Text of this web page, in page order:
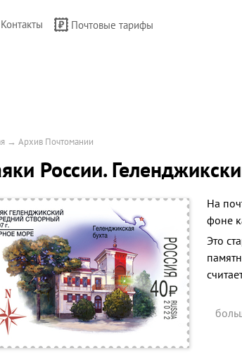
Контакты Почтовые тарифы
→ Архив Почтомании
России.
На
фоне
Это